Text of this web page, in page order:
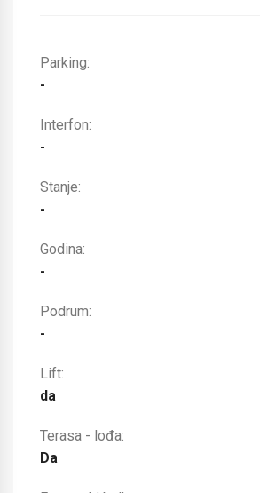
Parking:
-
Interfon:
-
Stanje:
-
Godina:
-
Podrum:
-
Lift:
da
Terasa - lođa:
Da